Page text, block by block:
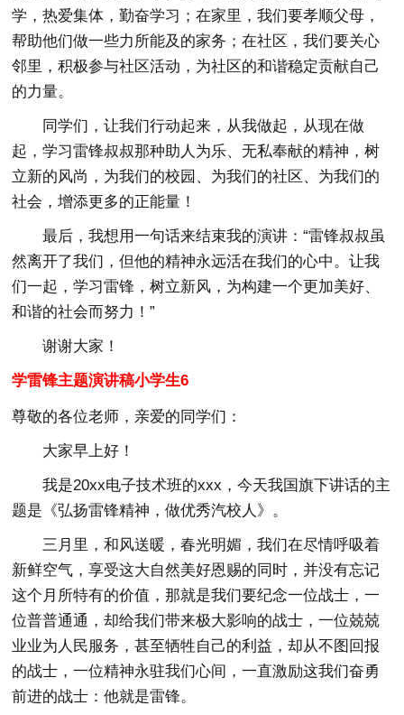
学，热爱集体，勤奋学习；在家里，我们要孝顺父母，
帮助他们做一些力所能及的家务；在社区，我们要关心
邻里，积极参与社区活动，为社区的和谐稳定贡献自己
的力量。
同学们，让我们行动起来，从我做起，从现在做
起，学习雷锋叔叔那种助人为乐、无私奉献的精神，树
立新的风尚，为我们的校园、为我们的社区、为我们的
社会，增添更多的正能量！
最后，我想用一句话来结束我的演讲：“雷锋叔叔虽
然离开了我们，但他的精神永远活在我们的心中。让我
们一起，学习雷锋，树立新风，为构建一个更加美好、
和谐的社会而努力！”
谢谢大家！
学雷锋主题演讲稿小学生6
尊敬的各位老师，亲爱的同学们：
大家早上好！
我是20xx电子技术班的xxx，今天我国旗下讲话的主
题是《弘扬雷锋精神，做优秀汽校人》。
三月里，和风送暖，春光明媚，我们在尽情呼吸着
新鲜空气，享受这大自然美好恩赐的同时，并没有忘记
这个月所特有的价值，那就是我们要纪念一位战士，一
位普普通通，却给我们带来极大影响的战士，一位兢兢
业业为人民服务，甚至牺牲自己的利益，却从不图回报
的战士，一位精神永驻我们心间，一直激励这我们奋勇
前进的战士：他就是雷锋。